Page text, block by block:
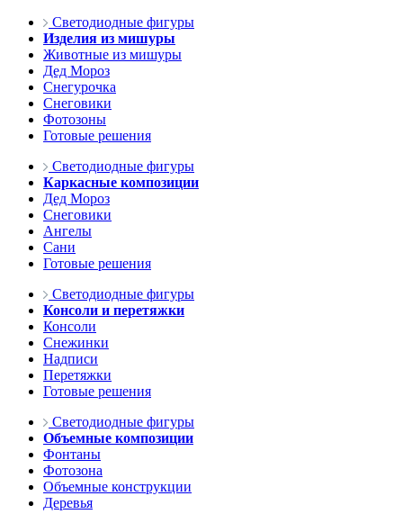
Светодиодные фигуры
Изделия из мишуры
Животные из мишуры
Дед Мороз
Снегурочка
Снеговики
Фотозоны
Готовые решения
Светодиодные фигуры
Каркасные композиции
Дед Мороз
Снеговики
Ангелы
Сани
Готовые решения
Светодиодные фигуры
Консоли и перетяжки
Консоли
Снежинки
Надписи
Перетяжки
Готовые решения
Светодиодные фигуры
Объемные композиции
Фонтаны
Фотозона
Объемные конструкции
Деревья